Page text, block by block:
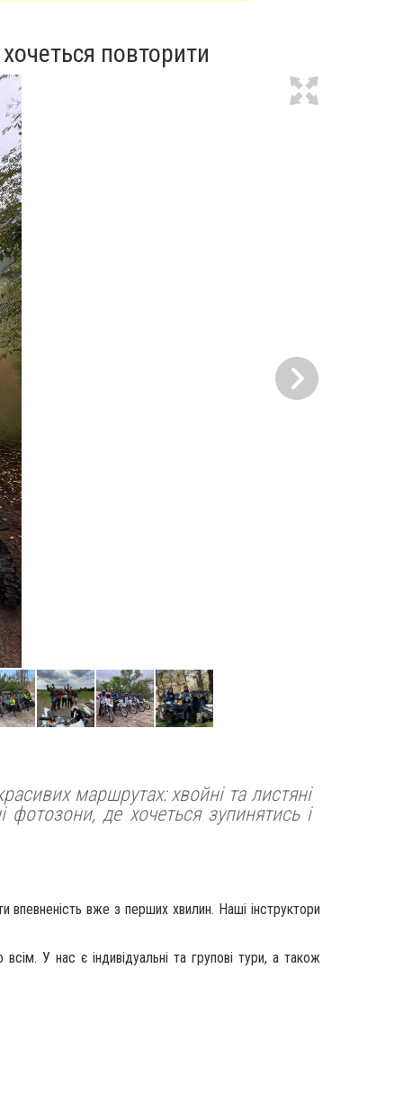
повторити
маршрутах: хвойні та листяні
фотозони, де хочеться зупинятись і
вже з перших хвилин. Наші інструктори
У нас є індивідуальні та групові тури, а також